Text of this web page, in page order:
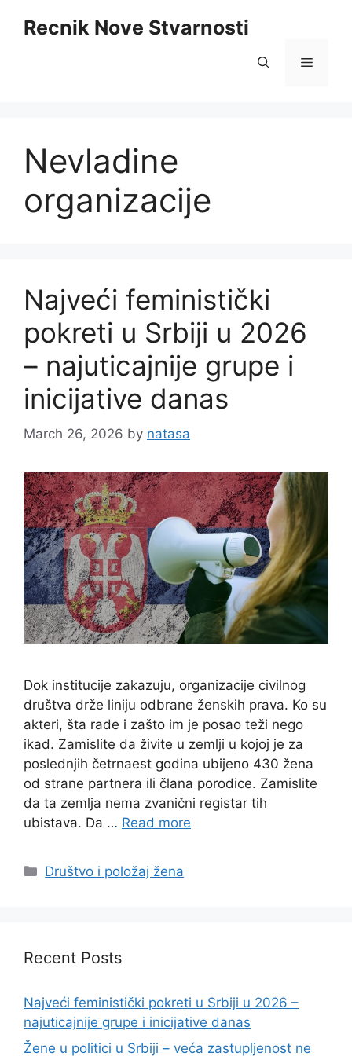
Recnik Nove Stvarnosti
Menu
Nevladine
organizacije
Najveći feministički
pokreti u Srbiji u 2026
– najuticajnije grupe i
inicijative danas
March 26, 2026 by natasa
Dok institucije zakazuju, organizacije civilnog
društva drže liniju odbrane ženskih prava. Ko su
akteri, šta rade i zašto im je posao teži nego
ikad. Zamislite da živite u zemlji u kojoj je za
poslednjih četrnaest godina ubijeno 430 žena
od strane partnera ili člana porodice. Zamislite
da ta zemlja nema zvanični registar tih
ubistava. Da … Read more
Categories
Društvo i položaj žena
Recent Posts
Najveći feministički pokreti u Srbiji u 2026 –
najuticajnije grupe i inicijative danas
Žene u politici u Srbiji – veća zastupljenost ne